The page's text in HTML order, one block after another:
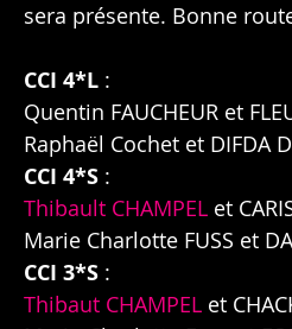
sera présente. Bonne
CCI 4*L :
Quentin FAUCHEUR et
Raphaël Cochet et DIFDA
CCI 4*S :
Thibault CHAMPEL et
Marie Charlotte FUSS et
CCI 3*S :
Thibaut CHAMPEL et